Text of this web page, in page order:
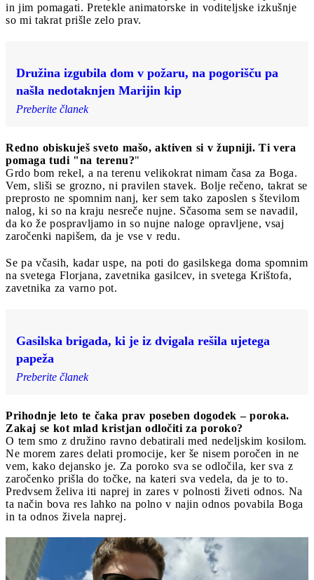
in jim pomagati. Pretekle animatorske in voditeljske izkušnje
so mi takrat prišle zelo prav.
Družina izgubila dom v požaru, na pogorišču pa
našla nedotaknjen Marijin kip
Preberite članek
Redno obiskuješ sveto mašo, aktiven si v župniji. Ti vera
pomaga tudi "na terenu?"
Grdo bom rekel, a na terenu velikokrat nimam časa za Boga.
Vem, sliši se grozno, ni pravilen stavek. Bolje rečeno, takrat se
preprosto ne spomnim nanj, ker sem tako zaposlen s številom
nalog, ki so na kraju nesreče nujne. Sčasoma sem se navadil,
da ko že pospravljamo in so nujne naloge opravljene, vsaj
zaročenki napišem, da je vse v redu.
Se pa včasih, kadar uspe, na poti do gasilskega doma spomnim
na svetega Florjana, zavetnika gasilcev, in svetega Krištofa,
zavetnika za varno pot.
Gasilska brigada, ki je iz dvigala rešila ujetega
papeža
Preberite članek
Prihodnje leto te čaka prav poseben dogodek – poroka.
Zakaj se kot mlad kristjan odločiti za poroko?
O tem smo z družino ravno debatirali med nedeljskim kosilom.
Ne morem zares delati promocije, ker še nisem poročen in ne
vem, kako dejansko je. Za poroko sva se odločila, ker sva z
zaročenko prišla do točke, na kateri sva vedela, da je to to.
Predvsem želiva iti naprej in zares v polnosti živeti odnos. Na
ta način bova res lahko na polno v najin odnos povabila Boga
in ta odnos živela naprej.